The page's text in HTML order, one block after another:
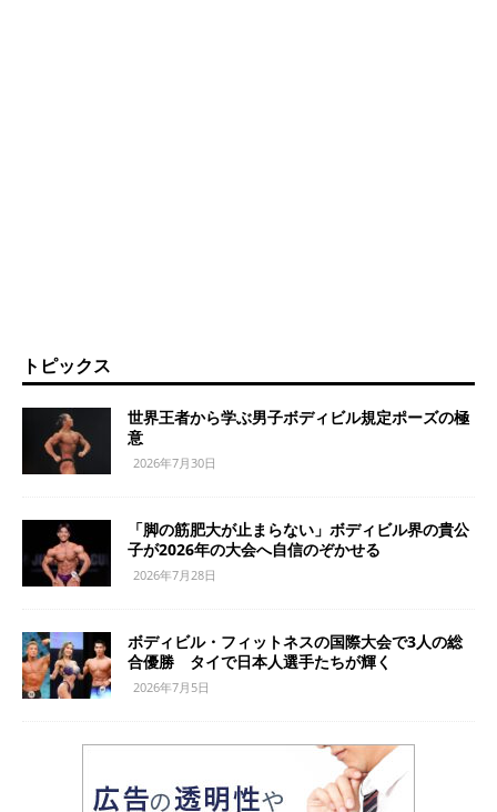
トピックス
世界王者から学ぶ男子ボディビル規定ポーズの極
意
2026年7月30日
「脚の筋肥大が止まらない」ボディビル界の貴公
子が2026年の大会へ自信のぞかせる
2026年7月28日
ボディビル・フィットネスの国際大会で3人の総
合優勝 タイで日本人選手たちが輝く
2026年7月5日